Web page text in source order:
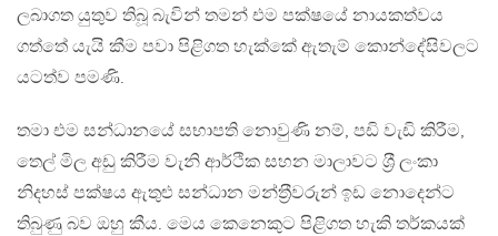
ලබාගත යුතුව තිබූ බැවින් තමන් එම පක්ෂයේ නායකත්වය
ගත්තේ යැයි කීම පවා පිළිගත හැක්කේ ඇතැම් කොන්දේසිවලට
යටත්ව පමණි.
තමා එම සන්ධානයේ සභාපති නොවුණි නම්, පඩි වැඩි කිරීම,
තෙල් මිල අඩු කිරීම වැනි ආර්ථික සහන මාලාවට ශ‍්‍රී ලංකා
නිදහස් පක්ෂය ඇතුළු සන්ධාන මන්ත‍්‍රීවරුන් ඉඩ නොදෙන්ට
තිබුණු බව ඔහු කීය. මෙය කෙනෙකුට පිළිගත හැකි තර්කයක්